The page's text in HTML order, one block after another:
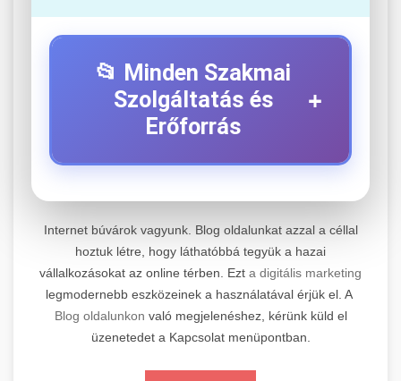
📂 Minden Szakmai
Szolgáltatás és
Erőforrás
+
+
Professzionális elektromos roller javítási és
karbantartási szolgáltatások. Szakértő
technikusaink minőségi szervízt nyújtanak
minden jelentős márkához és modellhez.
Szervizközpont Látogatása
📊 2. Online Marketing
Ügynökség
+
Átfogó online marketing szolgáltatások,
beleértve a SEO-t, közösségi média kezelést és
Internet búvárok vagyunk. Blog oldalunkat azzal a céllal
hoztuk létre, hogy láthatóbbá tegyük a hazai
vállalkozásokat az online térben. Ezt a digitális marketing
legmodernebb eszközeinek a használatával érjük el. A
Blog oldalunkon való megjelenéshez, kérünk küld el
üzenetedet a Kapcsolat menüpontban.